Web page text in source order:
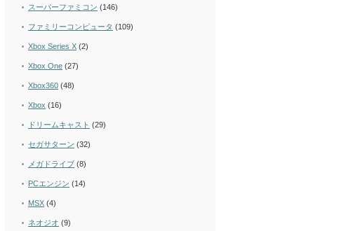
スーパーファミコン (146)
ファミリーコンピュータ (109)
Xbox Series X (2)
Xbox One (27)
Xbox360 (48)
Xbox (16)
ドリームキャスト (29)
セガサターン (32)
メガドライブ (8)
PCエンジン (14)
MSX (4)
ネオジオ (9)